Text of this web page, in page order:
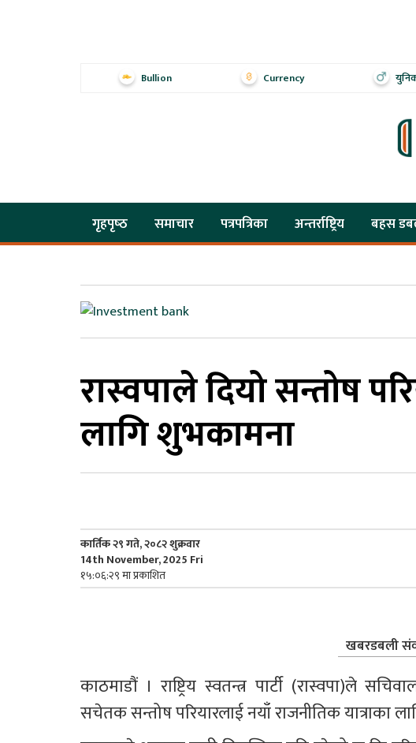
Bullion Currency
गृहपृष्‍ठ समाचार पत्रपत्रिका अन्तर्राष्ट्रिय बहस
रास्वपाले दियो सन्तोष
लागि शुभकामना
कार्तिक २९ गते, २०८२ शुक्रवार
14th November, 2025 Fri
१५:०६:२९ मा प्रकाशित
खबरडबली
काठमाडौं । राष्ट्रिय स्वतन्त्र पार्टी (रास्वपा)ले
सचेतक सन्तोष परियारलाई नयाँ राजनीतिक यात्राका